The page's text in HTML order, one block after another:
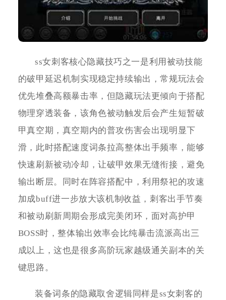
ss女刺客核心隐藏技巧之一是利用被动技能
的破甲延迟机制实现稳定持续输出，常规玩法会
优先堆叠高额暴击率，但隐藏玩法更倾向于搭配
物理穿透装备，该角色被动触发后会产生短暂破
甲真空期，真空期内的普攻伤害会出现明显下
滑，此时搭配速度词条拉高整体出手频率，能够
快速刷新被动冷却，让破甲效果无缝衔接，避免
输出断层。同时在阵容搭配中，利用祭祀的攻速
加成buff进一步放大该机制收益，刺客出手节奏
和被动刷新周期会形成完美闭环，面对高护甲
BOSS时，整体输出效率会比纯暴击流派高出三
成以上，这也是很多高阶玩家越级通关副本的关
键思路。
装备词条的隐藏取舍逻辑同样是ss女刺客的